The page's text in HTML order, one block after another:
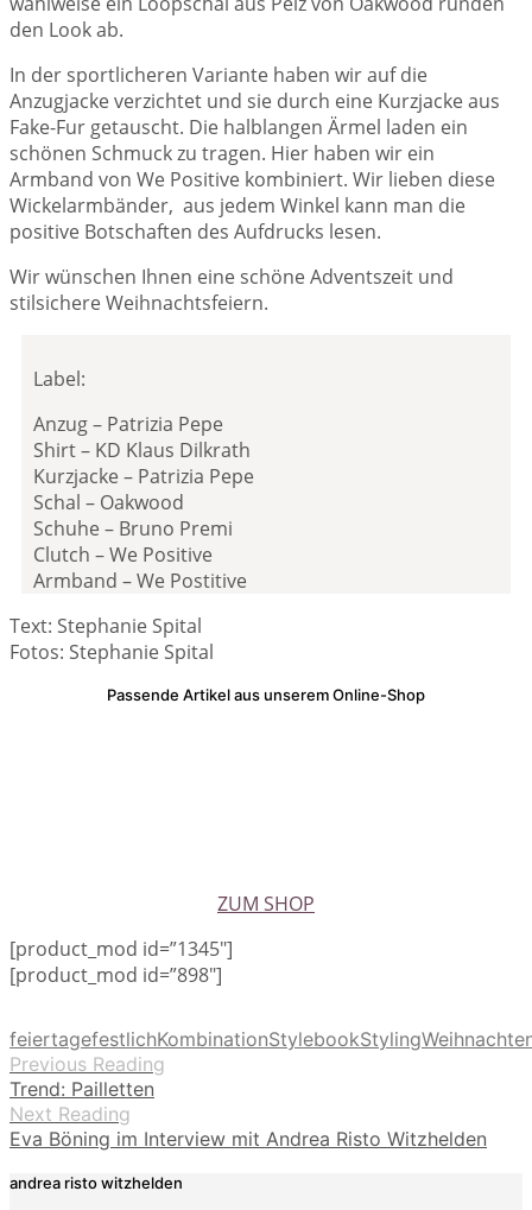
den Look ab.
In der sportlicheren Variante haben wir auf die
Anzugjacke verzichtet und sie durch eine Kurzjacke aus
Fake-Fur getauscht. Die halblangen Ärmel laden ein
schönen Schmuck zu tragen. Hier haben wir ein
Armband von We Positive kombiniert. Wir lieben diese
Wickelarmbänder, aus jedem Winkel kann man die
positive Botschaften des Aufdrucks lesen.
Wir wünschen Ihnen eine schöne Adventszeit und
stilsichere Weihnachtsfeiern.
Label:
Anzug – Patrizia Pepe
Shirt – KD Klaus Dilkrath
Kurzjacke – Patrizia Pepe
Schal – Oakwood
Schuhe – Bruno Premi
Clutch – We Positive
Armband – We Postitive
Text: Stephanie Spital
Fotos: Stephanie Spital
Passende Artikel aus unserem Online-Shop
ZUM SHOP
[product_mod id=”1345″]
[product_mod id=”898″]
feiertagefestlichKombinationStylebookStyling
Previous Reading
Trend: Pailletten
Next Reading
Eva Böning im Interview mit Andrea Risto Witzhelden
andrea risto witzhelden